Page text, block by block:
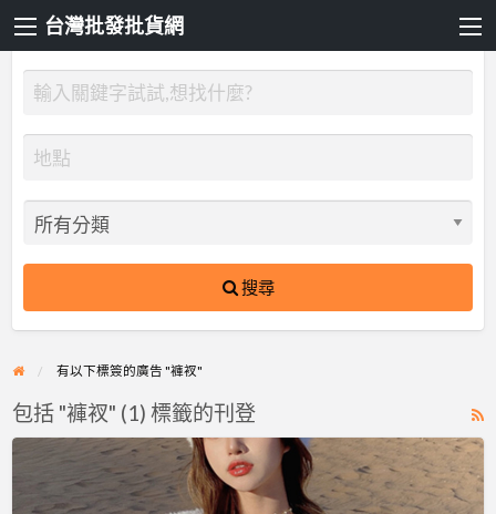
台灣批發批貨網
搜尋
有以下標簽的廣告 "褲衩"
包括 "褲衩" (1) 標籤的刊登
LAZO